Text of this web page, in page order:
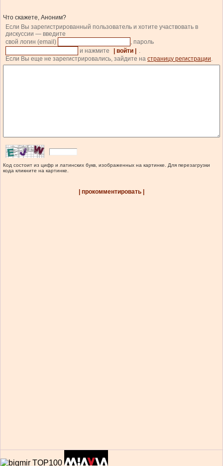
Что скажете, Аноним?
Если Вы зарегистрированный пользователь и хотите участвовать в
дискуссии — введите
свой логин (email)
, пароль
и нажмите
| войти |
.
Если Вы еще не зарегистрировались, зайдите на страницу регистрации.
Код состоит из цифр и латинских букв, изображенных на картинке. Для перезагрузки
кода кликните на картинке.
| прокомментировать |